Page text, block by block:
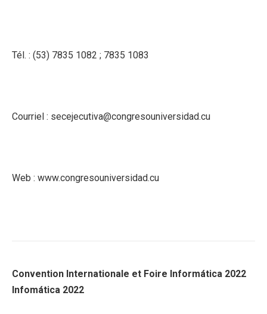
Tél. : (53) 7835 1082 ; 7835 1083
Courriel : secejecutiva@congresouniversidad.cu
Web : www.congresouniversidad.cu
Convention Internationale et Foire Informática 2022
Infomática 2022